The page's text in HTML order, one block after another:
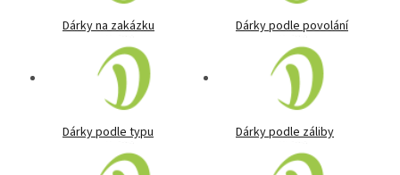
Dárky na zakázku Dárky podle povolání
Dárky podle typu Dárky podle záliby